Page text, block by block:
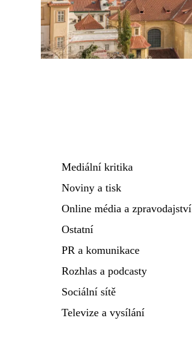
Mediální kritika
Noviny a tisk
Online média a zpravodajství
Ostatní
PR a komunikace
Rozhlas a podcasty
Sociální sítě
Televize a vysílání